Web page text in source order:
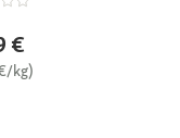
€
kg)